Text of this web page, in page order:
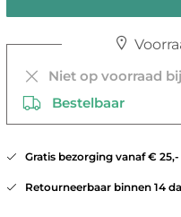
Niet op voorraad
Bestelbaar
Gratis bezorging vanaf € 25,-
Retourneerbaar binnen 14